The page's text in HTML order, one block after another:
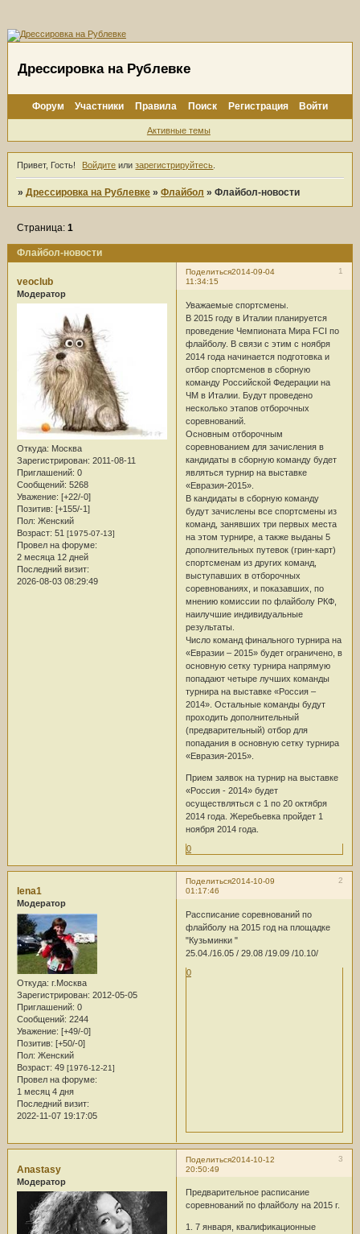
Дрессировка на Рублевке
Форум Участники Правила Поиск Регистрация Войти
Активные темы
Привет, Гость! Войдите илизарегистрируйтесь
»Дрессировка на Рублевке »Флайбол »Флайбол-новости
Флайбол-новости
Страница:1
Поделиться 1
2014-09-04
11:34:15
veoclub
Модератор
Откуда: Москва
Зарегистрирован: 2011-08-11
Приглашений: 0
Сообщений: 5268
Уважение: [+22/-0]
Позитив: [+155/-1]
Пол: Женский
Возраст: 51 [1975-07-13]
Провел на форуме:
2 месяца 12 дней
Последний визит:
2026-08-03 08:29:49
Уважаемые спортсмены.
В 2015 году в Италии планируется
проведение Чемпионата Мира FCI по
флайболу. В связи с этим с ноября
2014 года начинается подготовка и
отбор спортсменов в сборную
команду Российской Федерации на
ЧМ в Италии. Будут проведено
несколько этапов отборочных
соревнований.
Основным отборочным
соревнованием для зачисления в
кандидаты в сборную команду будет
являться турнир на выставке
«Евразия-2015».
В кандидаты в сборную команду
будут зачислены все спортсмены из
команд, занявших три первых места
на этом турнире, а также выданы 5
дополнительных путевок (грин-карт)
спортсменам из других команд,
выступавших в отборочных
соревнованиях, и показавших, по
мнению комиссии по флайболу РКФ,
наилучшие индивидуальные
результаты.
Число команд финального турнира на
«Евразии – 2015» будет ограничено, в
основную сетку турнира напрямую
попадают четыре лучших команды
турнира на выставке «Россия –
2014». Остальные команды будут
проходить дополнительный
(предварительный) отбор для
попадания в основную сетку турнира
«Евразия-2015».
Прием заявок на турнир на выставке
«Россия - 2014» будет
осуществляться с 1 по 20 октября
2014 года. Жеребьевка пройдет 1
ноября 2014 года.
0
Поделиться 2
2014-10-09
01:17:46
lena1
Модератор
Откуда: г.Москва
Зарегистрирован: 2012-05-05
Приглашений: 0
Сообщений: 2244
Уважение: [+49/-0]
Позитив: [+50/-0]
Пол: Женский
Возраст: 49 [1976-12-21]
Провел на форуме:
1 месяц 4 дня
Последний визит:
2022-11-07 19:17:05
Рассписание соревнований по
флайболу на 2015 год на площадке
"Кузьминки "
25.04./16.05 / 29.08 /19.09 /10.10/
0
Поделиться 3
2014-10-12
20:50:49
Anastasy
Модератор
Предварительное расписание
соревнований по флайболу на 2015 г.
1. 7 января, квалификационные